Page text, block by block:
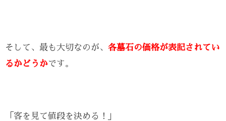
そして、最も大切なのが、 各墓石の価格が表記されてい
るかどうかです。
「客を見て値段を決める！」